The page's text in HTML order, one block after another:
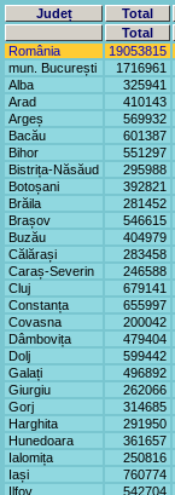
Județ Total
Total
România
19053815
mun. București
1716961
Alba
325941
Arad
410143
Argeș
569932
Bacău
601387
Bihor
551297
Bistrița-Năsăud
295988
Botoșani
392821
Brăila
281452
Brașov
546615
Buzău
404979
Călărași
283458
Caraș-Severin
246588
Cluj
679141
Constanța
655997
Covasna
200042
Dâmbovița
479404
Dolj
599442
Galați
496892
Giurgiu
262066
Gorj
314685
Harghita
291950
Hunedoara
361657
Ialomița
250816
Iași
760774
Ilfov
542704